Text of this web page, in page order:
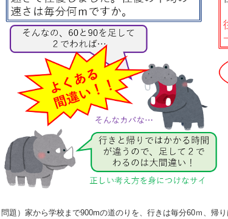
題）家から学校まで900mの道のりを、行きは毎分60ｍ、帰